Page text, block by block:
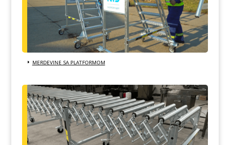
MERDEVINE SA PLATFORMOM